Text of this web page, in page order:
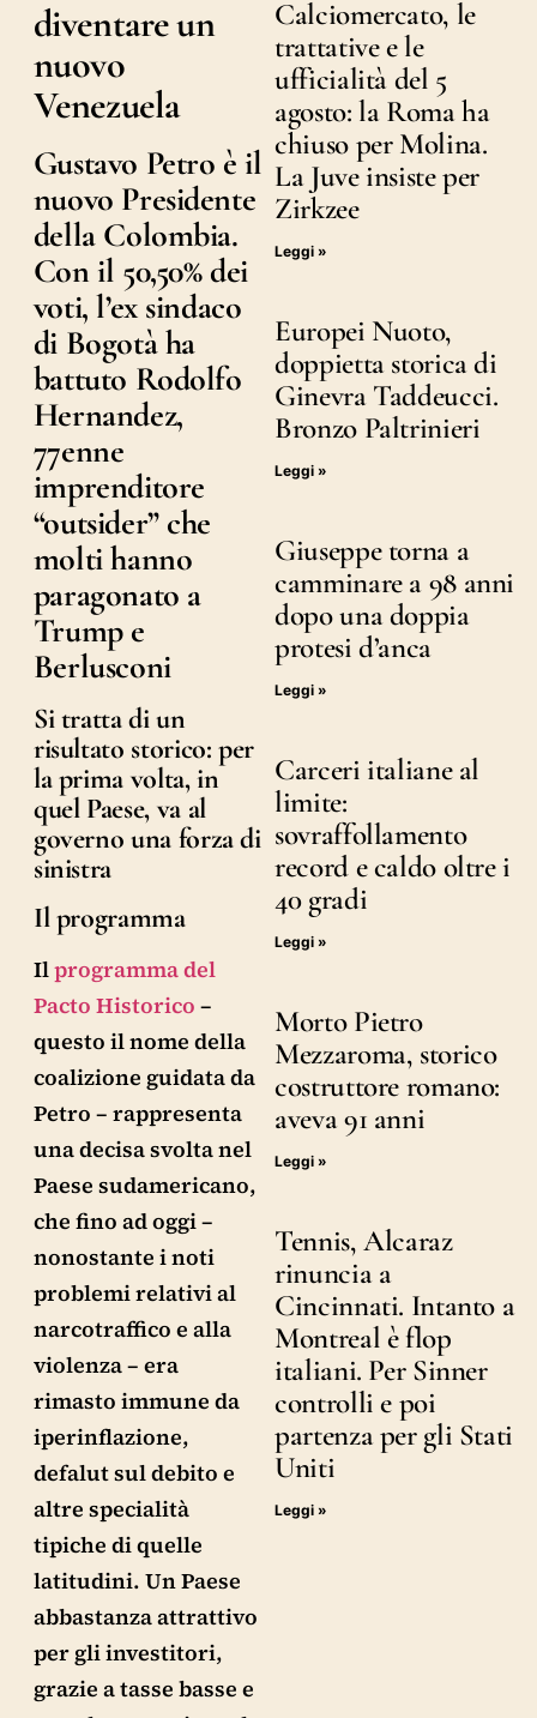
diventare un
nuovo
Venezuela
Gustavo Petro è il
nuovo Presidente
della Colombia.
Con il 50,50% dei
voti, l’ex sindaco
di Bogotà ha
battuto Rodolfo
Hernandez,
77enne
imprenditore
“outsider” che
molti hanno
paragonato a
Trump e
Berlusconi
Si tratta di un
risultato storico: per
la prima volta, in
quel Paese, va al
governo una forza di
sinistra
Il programma
Ilprogramma del
Pacto Historico –
questo il nome della
coalizione guidata da
Petro – rappresenta
una decisa svolta nel
Paese sudamericano,
che fino ad oggi –
nonostante i noti
problemi relativi al
narcotraffico e alla
violenza – era
rimasto immune da
iperinflazione,
defalut sul debito e
altre specialità
tipiche di quelle
latitudini. Un Paese
abbastanza attrattivo
per gli investitori,
grazie a tasse basse e
Calciomercato, le
trattative e le
ufficialità del 5
agosto: la Roma ha
chiuso per Molina.
La Juve insiste per
Zirkzee
Leggi »
Europei Nuoto,
doppietta storica di
Ginevra Taddeucci.
Bronzo Paltrinieri
Leggi »
Giuseppe torna a
camminare a 98 anni
dopo una doppia
protesi d’anca
Leggi »
Carceri italiane al
limite:
sovraffollamento
record e caldo oltre i
40 gradi
Leggi »
Morto Pietro
Mezzaroma, storico
costruttore romano:
aveva 91 anni
Leggi »
Tennis, Alcaraz
rinuncia a
Cincinnati. Intanto a
Montreal è flop
italiani. Per Sinner
controlli e poi
partenza per gli Stati
Uniti
Leggi »